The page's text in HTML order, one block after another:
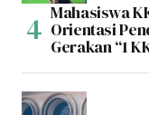
Mahasiswa
Orientasi
Gerakan “1